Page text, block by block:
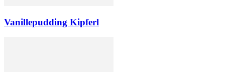
Vanillepudding Kipferl